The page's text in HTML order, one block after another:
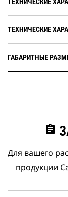
ТЕХНИЧЕСКИЕ
ТЕХНИЧЕСКИЕ
ГАБАРИТНЫЕ
assignment
Для вашего
продукции